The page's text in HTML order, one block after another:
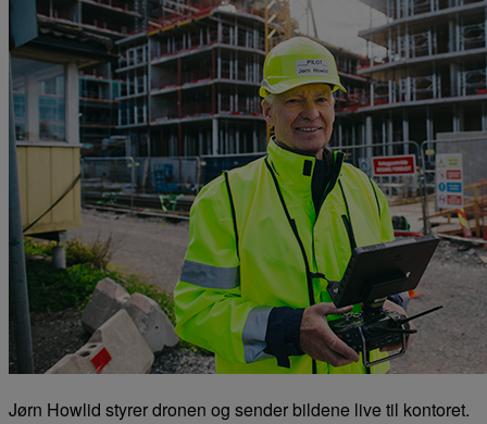
Jørn Howlid styrer dronen og sender bildene live til kontoret.